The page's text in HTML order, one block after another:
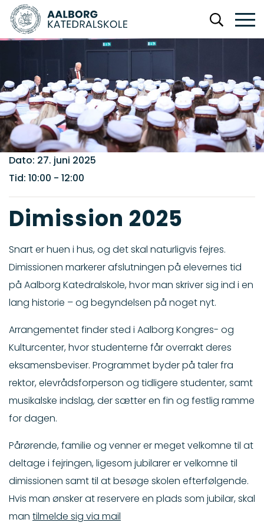
Dato: 27. juni 2025
Tid: 10:00 - 12:00
Dimission 2025
Snart er huen i hus, og det skal naturligvis fejres.
Dimissionen markerer afslutningen på elevernes tid
på Aalborg Katedralskole, hvor man skriver sig ind i en
lang historie – og begyndelsen på noget nyt.
Arrangementet finder sted i Aalborg Kongres- og
Kulturcenter, hvor studenterne får overrakt deres
eksamensbeviser. Programmet byder på taler fra
rektor, elevrådsforperson og tidligere studenter, samt
musikalske indslag, der sætter en fin og festlig ramme
for dagen.
Pårørende, familie og venner er meget velkomne til at
deltage i fejringen, ligesom jubilarer er velkomne til
dimissionen samt til at besøge skolen efterfølgende.
Hvis man ønsker at reservere en plads som jubilar, skal
man tilmelde sig via mail